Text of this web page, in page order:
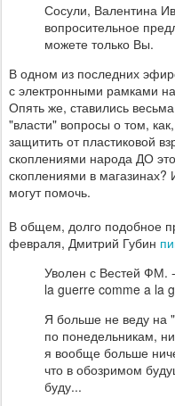
Сосули, Валентина
вопросительное
можете только Вы.
В одном из последних
с электронными рамками
Опять же, ставились
"власти" вопросы о том,
защитить от пластиковой
скоплениями народа ДО
скоплениями в магазинах?
могут помочь.
В общем, долго подобное
февраля, Дмитрий Губин
Уволен с Вестей ФМ.
la guerre comme a la
Я больше не веду на
по понедельникам,
я вообще больше
что в обозримом
буду...